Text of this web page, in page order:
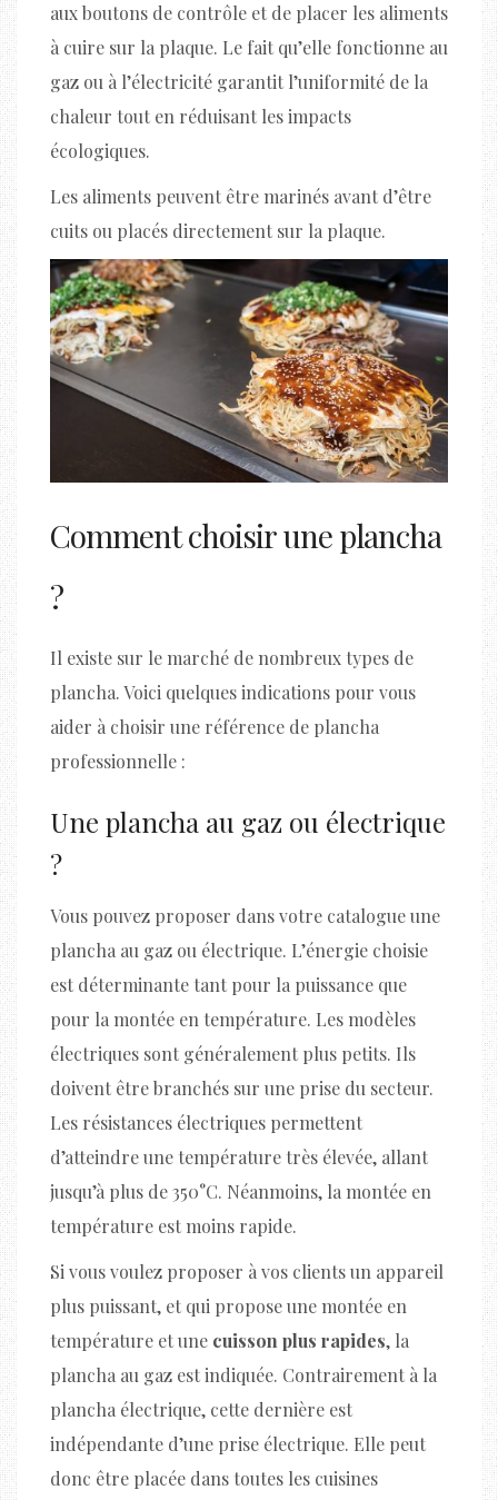
aux boutons de contrôle et de placer les aliments
à cuire sur la plaque. Le fait qu’elle fonctionne au
gaz ou à l’électricité garantit l’uniformité de la
chaleur tout en réduisant les impacts
écologiques.
Les aliments peuvent être marinés avant d’être
cuits ou placés directement sur la plaque.
Comment choisir une plancha
?
Il existe sur le marché de nombreux types de
plancha. Voici quelques indications pour vous
aider à choisir une référence de plancha
professionnelle :
Une plancha au gaz ou électrique
?
Vous pouvez proposer dans votre catalogue une
plancha au gaz ou électrique. L’énergie choisie
est déterminante tant pour la puissance que
pour la montée en température. Les modèles
électriques sont généralement plus petits. Ils
doivent être branchés sur une prise du secteur.
Les résistances électriques permettent
d’atteindre une température très élevée, allant
jusqu’à plus de 350°C. Néanmoins, la montée en
température est moins rapide.
Si vous voulez proposer à vos clients un appareil
plus puissant, et qui propose une montée en
température et une cuisson plus rapides, la
plancha au gaz est indiquée. Contrairement à la
plancha électrique, cette dernière est
indépendante d’une prise électrique. Elle peut
donc être placée dans toutes les cuisines